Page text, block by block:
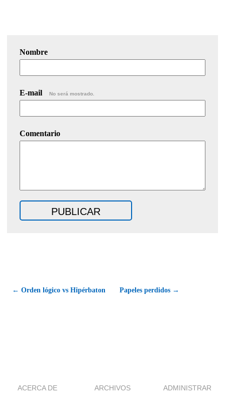
Nombre
E-mail No será mostrado.
Comentario
← Orden lógico vs Hipérbaton Papeles perdidos →
ACERCA DE ARCHIVOS ADMINISTRAR